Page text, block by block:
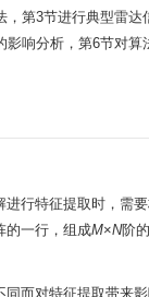
，第3节进行典型雷达
响分析，第6节对算
行特征提取时，需
的一行，组成M×N阶
而对特征提取带来